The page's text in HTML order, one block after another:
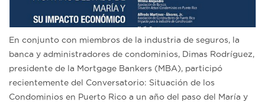
En conjunto con miembros de la industria de seguros, la
banca y administradores de condominios, Dimas Rodríguez,
presidente de la Mortgage Bankers (MBA), participó
recientemente del Conversatorio: Situación de los
Condominios en Puerto Rico a un año del paso del María y